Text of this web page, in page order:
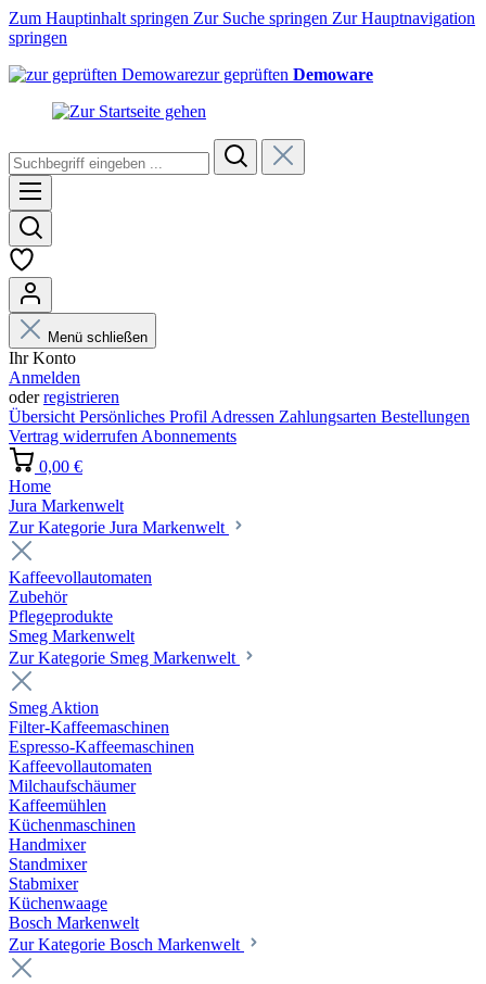
Zum Hauptinhalt springen Zur Suche springen Zur Hauptnavigation
springen
zur geprüften Demoware
Menü schließen
Ihr Konto
Anmelden
oderregistrieren
Übersicht Persönliches Profil Adressen Zahlungsarten Bestellungen
Vertrag widerrufen Abonnements
0,00 €
Home
Jura Markenwelt
Zur Kategorie Jura Markenwelt
Kaffeevollautomaten
Zubehör
Pflegeprodukte
Smeg Markenwelt
Zur Kategorie Smeg Markenwelt
Smeg Aktion
Filter-Kaffeemaschinen
Espresso-Kaffeemaschinen
Kaffeevollautomaten
Milchaufschäumer
Kaffeemühlen
Küchenmaschinen
Handmixer
Standmixer
Stabmixer
Küchenwaage
Bosch Markenwelt
Zur Kategorie Bosch Markenwelt